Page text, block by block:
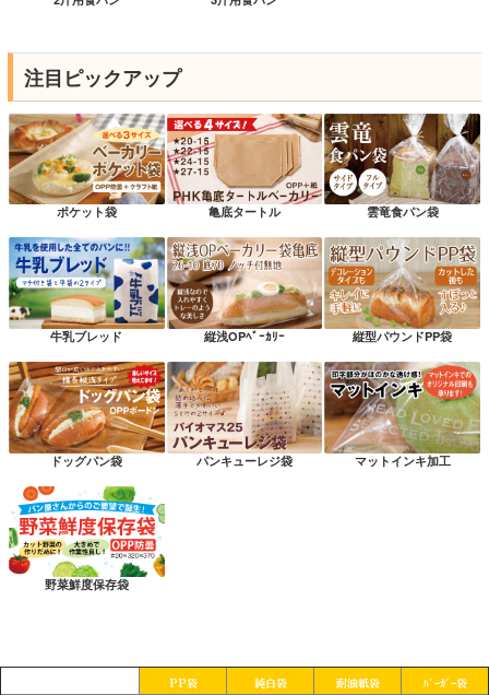
注目ピックアップ
ポケット袋 亀底タートル 雲竜食パン袋
牛乳ブレッド 縦浅OPﾍﾞｰｶﾘｰ 縦型パウンドPP袋
ドッグパン袋 パンキューレジ袋 マットインキ加工
野菜鮮度保存袋
PP袋 純白袋 耐油紙袋 ﾊﾞｰｶﾞｰ袋